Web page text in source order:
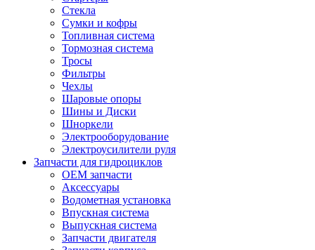
Стекла
Сумки и кофры
Топливная система
Тормозная система
Тросы
Фильтры
Чехлы
Шаровые опоры
Шины и Диски
Шноркели
Электрооборудование
Электроусилители руля
Запчасти для гидроциклов
OEM запчасти
Аксессуары
Водометная установка
Впускная система
Выпускная система
Запчасти двигателя